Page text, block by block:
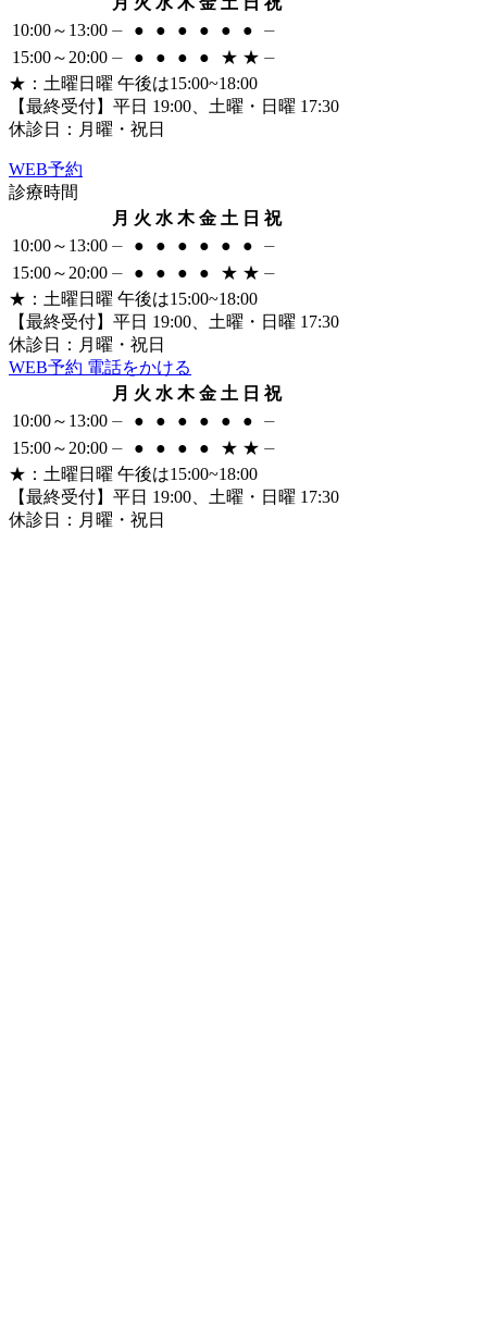
10:00～13:00 ⏤ ● ● ● ● ● ●
⏤
15:00～20:00 ⏤ ● ● ● ● ★ ★ ⏤
★ ：土曜日曜 午後は15:00~18:00
【最終受付】平日 19:00、土曜・日曜 17:30
休診日：月曜・祝日
WEB予約
診療時間
月 火 水 木 金 土 日 祝
10:00～13:00 ⏤ ● ● ● ● ● ●
⏤
15:00～20:00 ⏤ ● ● ● ● ★ ★ ⏤
★ ：土曜日曜 午後は15:00~18:00
【最終受付】平日 19:00、土曜・日曜 17:30
休診日：月曜・祝日
WEB予約 電話をかける
月 火 水 木 金 土 日 祝
10:00～13:00 ⏤ ● ● ● ● ● ●
⏤
15:00～20:00 ⏤ ● ● ● ● ★ ★ ⏤
★ ：土曜日曜 午後は15:00~18:00
【最終受付】平日 19:00、土曜・日曜 17:30
休診日：月曜・祝日